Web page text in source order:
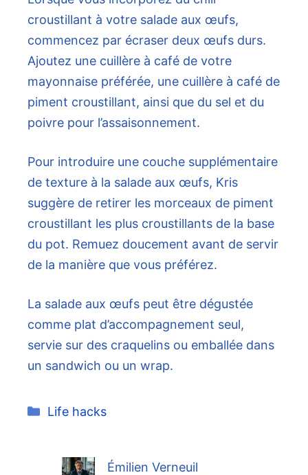
croustillant à votre salade aux œufs,
commencez par écraser deux œufs durs.
Ajoutez une cuillère à café de votre
mayonnaise préférée, une cuillère à café de
piment croustillant, ainsi que du sel et du
poivre pour l’assaisonnement.
Pour introduire une couche supplémentaire
de texture à la salade aux œufs, Kris
suggère de retirer les morceaux de piment
croustillant les plus croustillants de la base
du pot. Remuez doucement avant de servir
de la manière que vous préférez.
La salade aux œufs peut être dégustée
comme plat d’accompagnement seul,
servie sur des craquelins ou emballée dans
un sandwich ou un wrap.
Catégories
Life hacks
Émilien Verneuil